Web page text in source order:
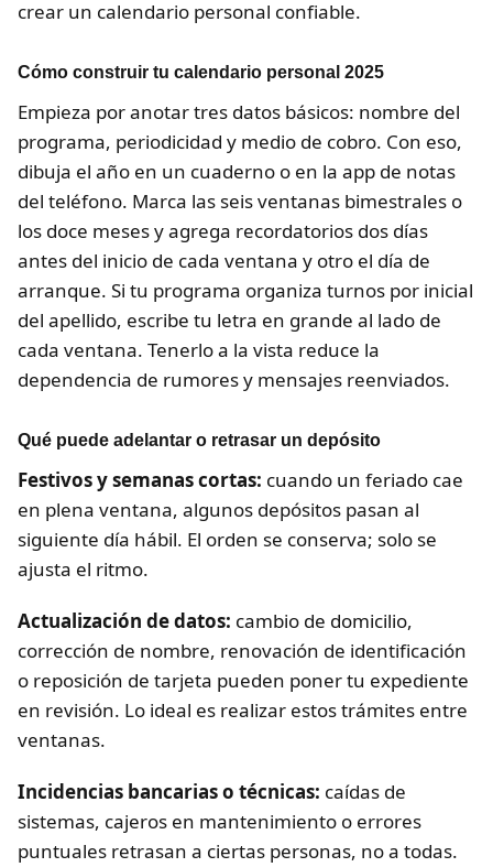
crear un calendario personal confiable.
Cómo construir tu calendario personal 2025
Empieza por anotar tres datos básicos: nombre del
programa, periodicidad y medio de cobro. Con eso,
dibuja el año en un cuaderno o en la app de notas
del teléfono. Marca las seis ventanas bimestrales o
los doce meses y agrega recordatorios dos días
antes del inicio de cada ventana y otro el día de
arranque. Si tu programa organiza turnos por inicial
del apellido, escribe tu letra en grande al lado de
cada ventana. Tenerlo a la vista reduce la
dependencia de rumores y mensajes reenviados.
Qué puede adelantar o retrasar un depósito
Festivos y semanas cortas: cuando un feriado cae
en plena ventana, algunos depósitos pasan al
siguiente día hábil. El orden se conserva; solo se
ajusta el ritmo.
Actualización de datos: cambio de domicilio,
corrección de nombre, renovación de identificación
o reposición de tarjeta pueden poner tu expediente
en revisión. Lo ideal es realizar estos trámites entre
ventanas.
Incidencias bancarias o técnicas: caídas de
sistemas, cajeros en mantenimiento o errores
puntuales retrasan a ciertas personas, no a todas.